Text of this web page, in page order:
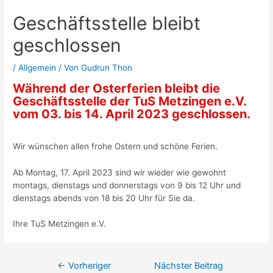
Geschäftsstelle bleibt
geschlossen
/Allgemein / VonGudrun Thon
Während der Osterferien bleibt die
Geschäftsstelle der TuS Metzingen e.V.
vom 03. bis 14. April 2023 geschlossen.
Wir wünschen allen frohe Ostern und schöne Ferien.
Ab Montag, 17. April 2023 sind wir wieder wie gewohnt
montags, dienstags und donnerstags von 9 bis 12 Uhr und
dienstags abends von 18 bis 20 Uhr für Sie da.
Ihre TuS Metzingen e.V.
Beitragsnavigation
← Vorheriger Nächster Beitrag